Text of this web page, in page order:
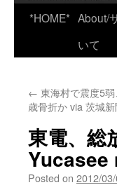
*HOME* About/
いて
← 東海村で震度5
歳骨折か via 茨城
東電、総
Yucasee
Posted on 2012/03/